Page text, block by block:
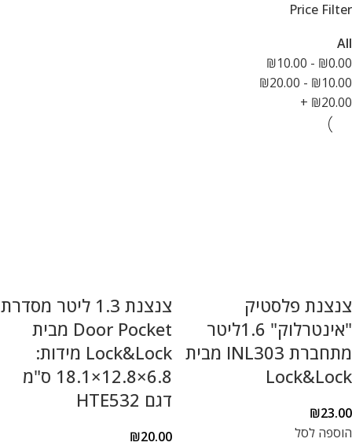
Price Filter
All
₪0.00
-
₪10.00
₪10.00
-
₪20.00
₪20.00
+
צנצנת פלסטיק
"אינטרלוק" 1.6ליטר
מתחברת INL303 מבית
Lock&Lock
₪23.00
הוספה לסל
צנצנת 1.3 ליטר מסדרת
Door Pocket מבית
Lock&Lock מידות:
6.8×12.8×18.1 ס"מ
דגם HTE532
₪20.00